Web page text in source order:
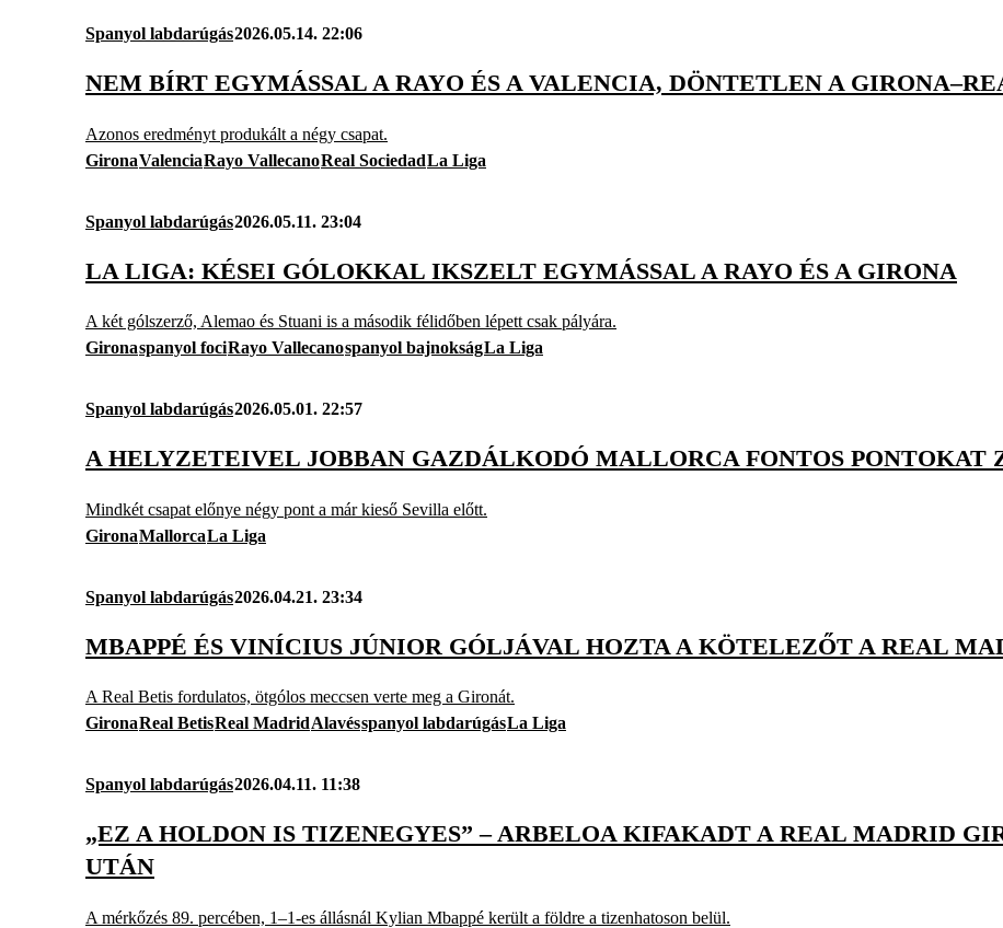
Spanyol labdarúgás2026.05.14. 22:06
NEM BÍRT EGYMÁSSAL A RAYO ÉS A VALENCIA, DÖNTETLEN A
Azonos eredményt produkált a négy csapat.
GironaValenciaRayo VallecanoReal SociedadLa Liga
Spanyol labdarúgás2026.05.11. 23:04
LA LIGA: KÉSEI GÓLOKKAL IKSZELT EGYMÁSSAL A RAYO ÉS A GIRONA
A két gólszerző, Alemao és Stuani is a második félidőben lépett csak pályára.
Gironaspanyol fociRayo Vallecanospanyol bajnokságLa Liga
Spanyol labdarúgás2026.05.01. 22:57
A HELYZETEIVEL JOBBAN GAZDÁLKODÓ MALLORCA FONTOS PONTOKAT
Mindkét csapat előnye négy pont a már kieső Sevilla előtt.
GironaMallorcaLa Liga
Spanyol labdarúgás2026.04.21. 23:34
MBAPPÉ ÉS VINÍCIUS JÚNIOR GÓLJÁVAL HOZTA A KÖTELEZŐT A REAL
A Real Betis fordulatos, ötgólos meccsen verte meg a Gironát.
GironaReal BetisReal MadridAlavésspanyol labdarúgásLa Liga
Spanyol labdarúgás2026.04.11. 11:38
„EZ A HOLDON IS TIZENEGYES” – ARBELOA KIFAKADT A REAL MADRID
UTÁN
A mérkőzés 89. percében, 1–1-es állásnál Kylian Mbappé került a földre a tizenhatoson belül.